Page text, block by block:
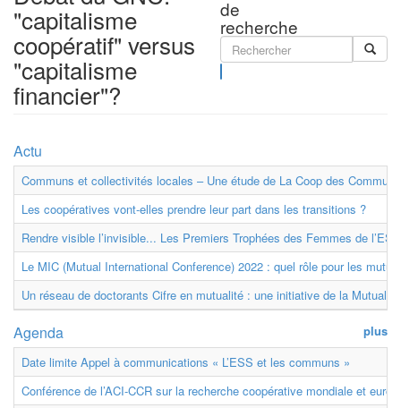
de
recherche
"capitalisme
coopératif" versus
"capitalisme
financier"?
Actu
Communs et collectivités locales – Une étude de La Coop des
Les coopératives vont-elles prendre leur part dans les transitions ?
Rendre visible l’invisible... Les Premiers Trophées des Femmes de
Le MIC (Mutual International Conference) 2022 : quel rôle pour les
Un réseau de doctorants Cifre en mutualité : une initiative de la
plus
Agenda
Date limite Appel à communications « L’ESS et les communs »
Conférence de l’ACI-CCR sur la recherche coopérative mondiale et